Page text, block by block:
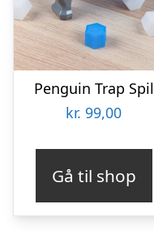
Penguin Trap Spil
kr. 99,00
Gå til shop